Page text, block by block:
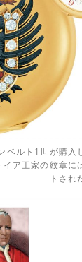
ベルト1世が購入
ア王家の紋章に
トされ